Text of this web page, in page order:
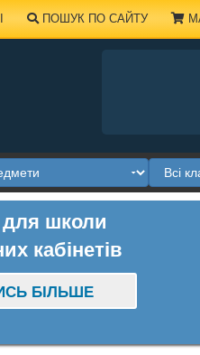
ПОШУК ПО САЙТУ
школи
кабінетів
БІЛЬШЕ